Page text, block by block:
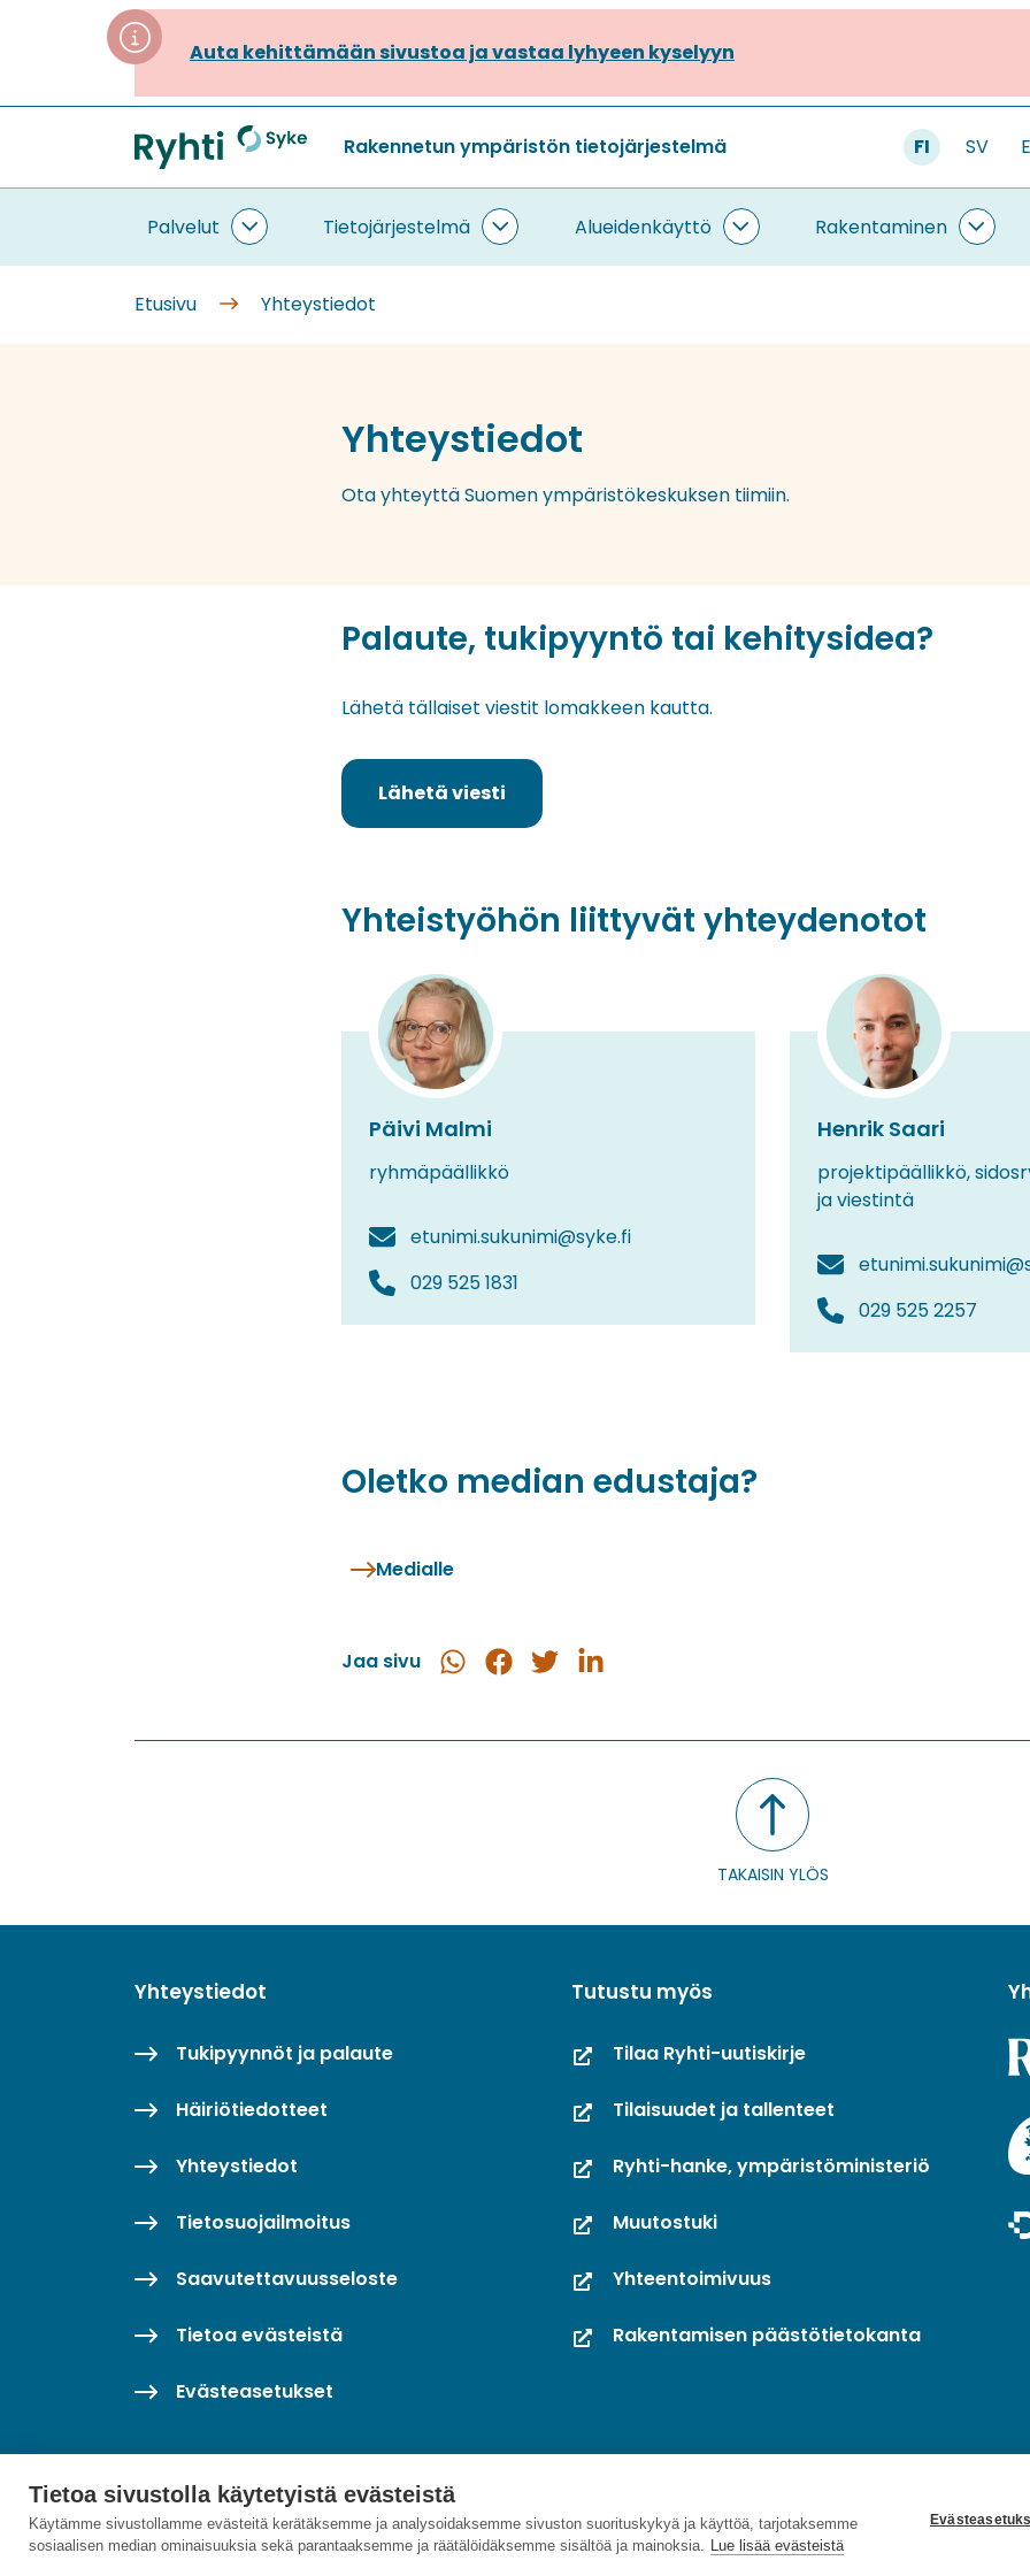
Tietoa sivustolla käytetyistä evästeistä
Käytämme sivustollamme evästeitä kerätäksemme ja analysoidaksemme sivuston suorituskykyä ja käyttöä, tarjotaksemme
sosiaalisen median ominaisuuksia sekä parantaaksemme ja räätälöidäksemme sisältöä ja mainoksia. Lue lisää evästeistä
Siirry
sisältöönAuta kehittämään sivustoa ja vastaa lyhyeen kyselyyn
Etusivu
Rakennetun ympäristön tietojärjestelmä FI SV
Palvelut
Palvelut
alasivut
Tietojärjestelmä
Tietojärjestelmä
alasivut
Alueidenkäyttö
Alueidenkäyttö
alasivut
Rakentaminen
Etusivu
Yhteystiedot
Yhteystiedot
Ota yhteyttä Suomen ympäristökeskuksen tiimiin.
Palaute, tukipyyntö tai kehitysidea?
Lähetä tällaiset viestit lomakkeen kautta.
Lähetä viesti
Yhteistyöhön liittyvät yhteydenotot
Päivi Malmi
ryhmäpäällikkö
etunimi.sukunimi@syke.fi
029 525 1831
Henrik Saari
projektipäällikkö,
ja viestintä
029 525 2257
Oletko median edustaja?
Medialle
Jaa sivu
Jaa
Jaa
Jaa
Jaa
TAKAISIN YLÖS
Yhteystiedot
Tukipyynnöt ja palaute
Häiriötiedotteet
Yhteystiedot
Tietosuojailmoitus
Saavutettavuusseloste
Tietoa evästeistä
Evästeasetukset
Tutustu myös
Tilaa Ryhti-uutiskirje
Tilaisuudet ja tallenteet
Ryhti-hanke, ympäristöministeriö
Muutostuki
Yhteentoimivuus
Rakentamisen päästötietokanta